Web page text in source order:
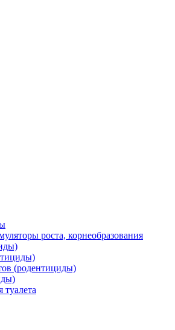
роста, корнеобразования
(родентициды)
туалета